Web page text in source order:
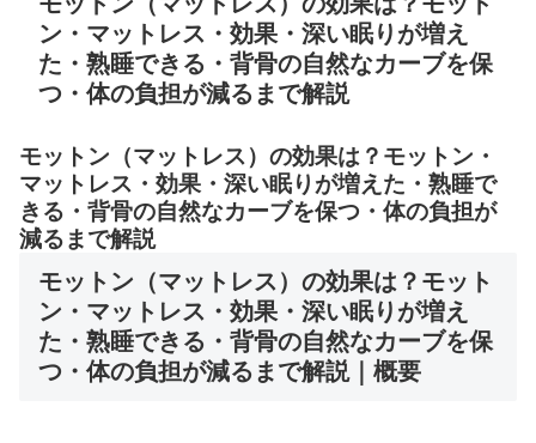
ン・マットレス・効果・深い眠りが増え
た・熟睡できる・背骨の自然なカーブを保
つ・体の負担が減るまで解説
モットン（マットレス）の効果は？モットン・
マットレス・効果・深い眠りが増えた・熟睡で
きる・背骨の自然なカーブを保つ・体の負担が
減るまで解説
モットン（マットレス）の効果は？モット
ン・マットレス・効果・深い眠りが増え
た・熟睡できる・背骨の自然なカーブを保
つ・体の負担が減るまで解説｜概要